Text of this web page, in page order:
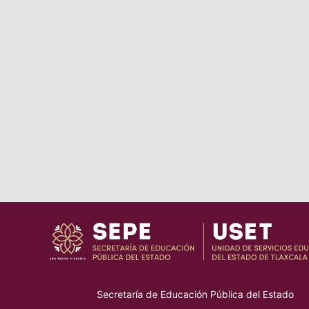
Secretaría de Educación Pública del Estado